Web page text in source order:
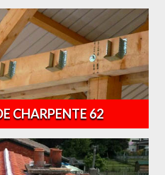
CHARPENTE 62